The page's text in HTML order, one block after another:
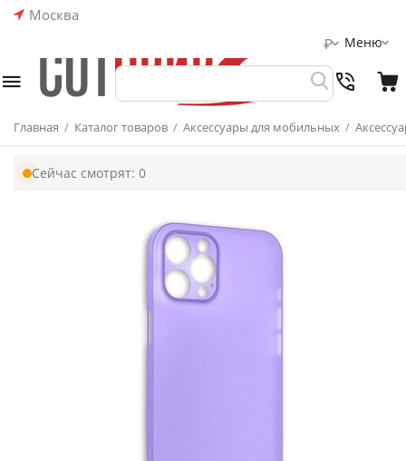
Москва
Меню
₽
Главная / Каталог товаров / Аксессуары для мобильных /
Сейчас смотрят: 0